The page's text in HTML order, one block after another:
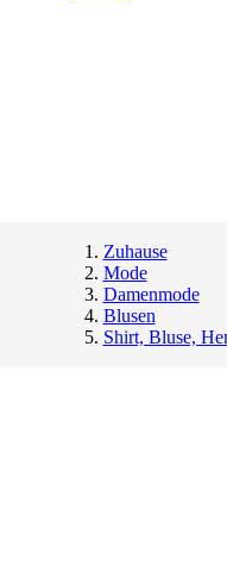
Zuhause
Mode
Damenmode
Blusen
Shirt, Bluse,